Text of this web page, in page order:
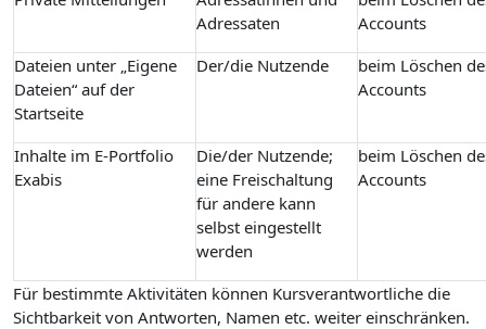
Adressaten
Accounts
Dateien unter „Eigene
Dateien“ auf der
Startseite
Der/die Nutzende
beim Löschen
Accounts
Inhalte im E-Portfolio
Exabis
Die/der Nutzende;
eine Freischaltung
für andere kann
selbst eingestellt
werden
beim Löschen
Accounts
Für bestimmte Aktivitäten können Kursverantwortliche die
Sichtbarkeit von Antworten, Namen etc. weiter einschränken.